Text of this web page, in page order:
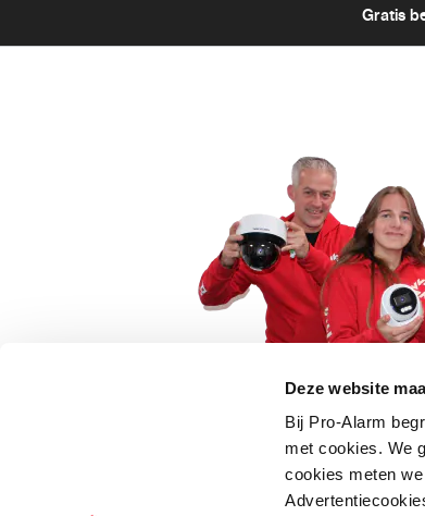
Deze website
Bij Pro-Alarm
met cookies. We
cookies meten
Gratis
5 euro korting
Schrijf je direct in voor